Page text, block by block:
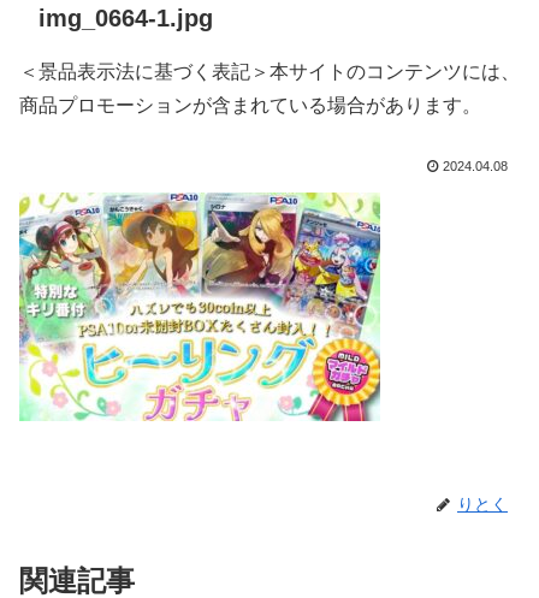
img_0664-1.jpg
＜景品表示法に基づく表記＞本サイトのコンテンツには、
商品プロモーションが含まれている場合があります。
2024.04.08
りとく
関連記事